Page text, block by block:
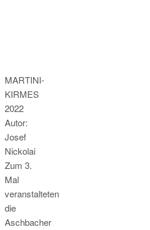
MARTINI-
KIRMES
2022
Autor:
Josef
Nickolai
Zum 3.
Mal
veranstalteten
die
Aschbacher